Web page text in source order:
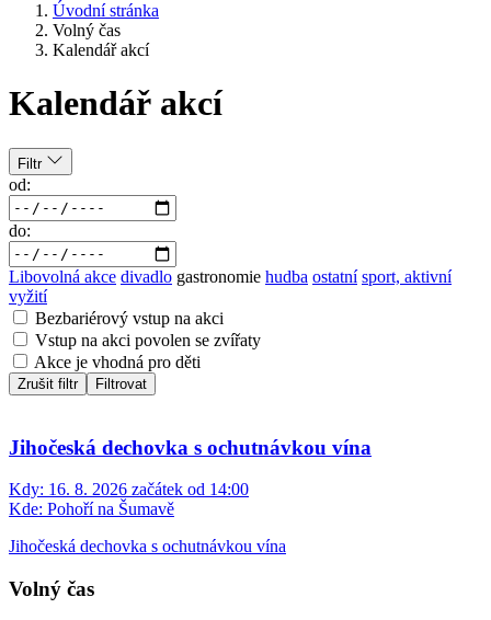
Úvodní stránka
Volný čas
Kalendář akcí
Kalendář akcí
Filtr
od:
do:
Libovolná akce divadlo gastronomie hudba ostatní sport, aktivní
vyžití
Bezbariérový vstup na akci
Vstup na akci povolen se zvířaty
Akce je vhodná pro děti
Zrušit filtr Filtrovat
Jihočeská dechovka s ochutnávkou vína
Kdy: 16. 8. 2026 začátek od 14:00
Kde: Pohoří na Šumavě
Jihočeská dechovka s ochutnávkou vína
Volný čas